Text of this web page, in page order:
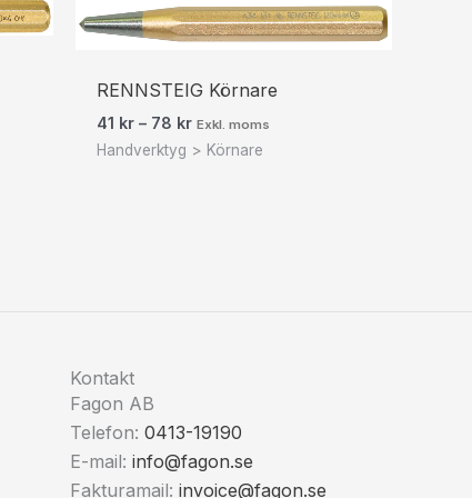
RENNSTEIG Körnare
41 kr – 78 kr
Prisintervall:
41 kr51 kr
till
Exkl. moms
Handverktyg > Körnare
Kontakt
Fagon AB
Telefon: 0413-19190
E-mail: info@fagon.se
Fakturamail: invoice@fagon.se